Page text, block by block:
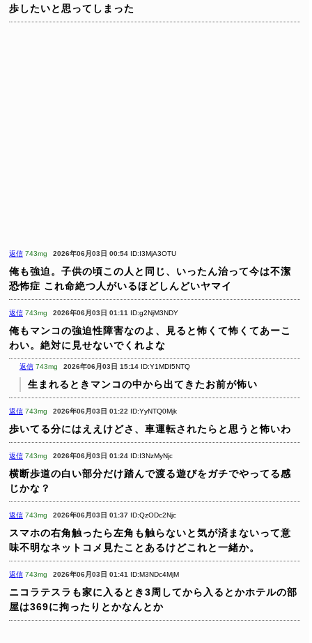
歩したいと思ってしまった
返信 743mg 2026年06月03日 00:54 ID:I3MjA3OTU
俺も強迫。子供の頃この人と同じ、いったん治って今は不潔
恐怖症 これ命絶つ人がいるほどしんどいヤマイ
返信 743mg 2026年06月03日 01:11 ID:g2NjM3NDY
俺もマンコの強迫性障害なのよ、見ると怖くて怖くてあーこ
わい。絶対に見せないでくれよな
返信 743mg 2026年06月03日 15:14 ID:Y1MDI5NTQ
生まれるときマンコの中から出てきたお前が怖い
返信 743mg 2026年06月03日 01:22 ID:YyNTQ0Mjk
歩いてる分にはええけどさ、車運転されたらと思うと怖いわ
返信 743mg 2026年06月03日 01:24 ID:I3NzMyNjc
横断歩道の白い部分だけ踏んで渡る遊びをガチでやってる感
じかな？
返信 743mg 2026年06月03日 01:37 ID:QzODc2Njc
スマホの右角触ったら左角も触らないと気が済まないって意
味不明なネットコメ見たことあるけどこれと一緒か。
返信 743mg 2026年06月03日 01:41 ID:M3NDc4MjM
ニコラテスラも家に入るとき3周してから入るとかホテルの部
屋は369に拘ったりとかなんとか